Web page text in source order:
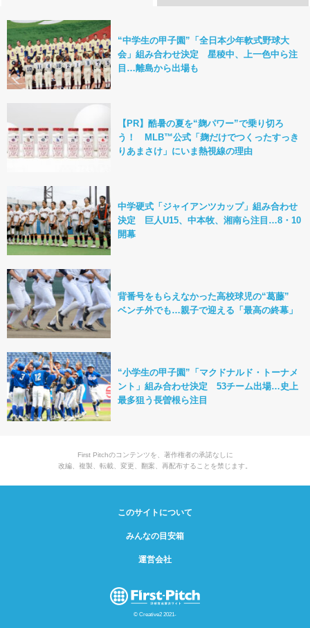
“中学生の甲子園”「全日本少年軟式野球大
会」組み合わせ決定 星稜中、上一色中ら注
目…離島から出場も
【PR】酷暑の夏を“麹パワー”で乗り切ろ
う！ MLB™公式「麹だけでつくったすっき
りあまさけ」にいま熱視線の理由
中学硬式「ジャイアンツカップ」組み合わせ
決定 巨人U15、中本牧、湘南ら注目…8・10
開幕
背番号をもらえなかった高校球児の“葛藤”
ベンチ外でも…親子で迎える「最高の終幕」
“小学生の甲子園”「マクドナルド・トーナメ
ント」組み合わせ決定 53チーム出場…史上
最多狙う長曽根ら注目
First Pitchのコンテンツを、著作権者の承諾なしに
改編、複製、転載、変更、翻案、再配布することを禁じます。
© Creative2 2021-
このサイトについて
みんなの目安箱
運営会社